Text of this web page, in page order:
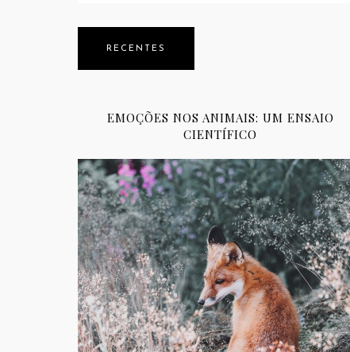
RECENTES
EMOÇÕES NOS ANIMAIS: UM ENSAIO
CIENTÍFICO